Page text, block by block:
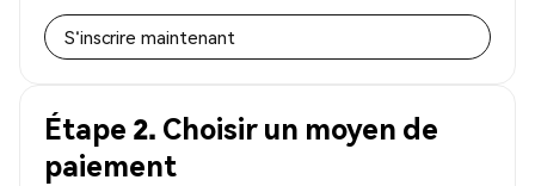
S'inscrire maintenant
Étape 2. Choisir un moyen de
paiement